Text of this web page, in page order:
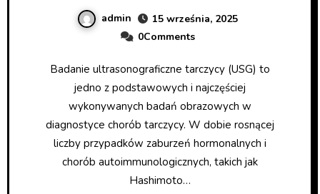
admin
15 września, 2025
0Comments
Badanie ultrasonograficzne tarczycy (USG) to
jedno z podstawowych i najczęściej
wykonywanych badań obrazowych w
diagnostyce chorób tarczycy. W dobie rosnącej
liczby przypadków zaburzeń hormonalnych i
chorób autoimmunologicznych, takich jak
Hashimoto…